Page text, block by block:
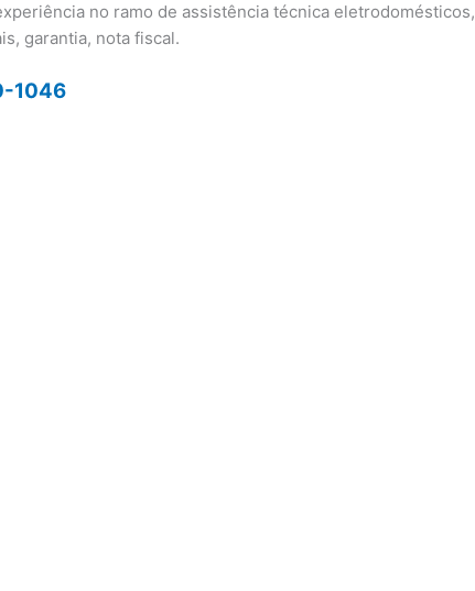
no ramo de assistência técnica eletrodomésticos,
garantia, nota fiscal.
1046